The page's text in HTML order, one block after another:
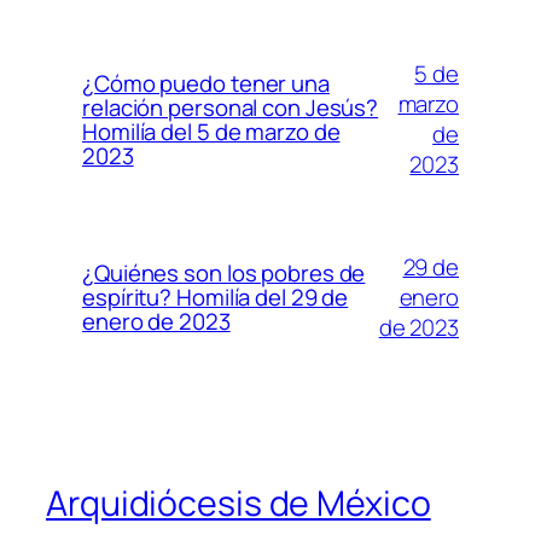
¿Cómo puedo tener una
relación personal con Jesús?
Homilía del 5 de marzo de
2023
5 de
marzo
de
2023
¿Quiénes son los pobres de
espíritu? Homilía del 29 de
enero de 2023
29 de
enero
de 2023
Arquidiócesis de México